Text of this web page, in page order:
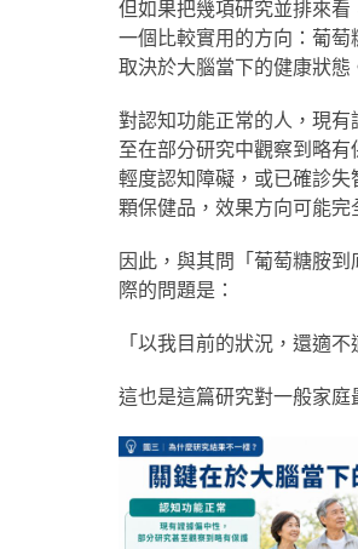
但如果把幾項研究並排來看
一個比較實用的方向：葡萄
取決於大腦當下的健康狀態
對認知功能正常的人，現有
至在部分研究中觀察到略有
輕度認知障礙，或已確診失
顆保健品，效果方向可能完
因此，與其問「葡萄糖胺
際的問題是：
「以我目前的狀況，還適不
這也是這篇研究對一般家庭